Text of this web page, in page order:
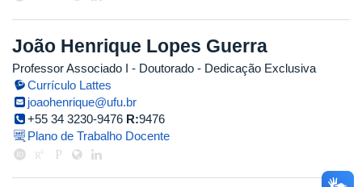
João Henrique Lopes Guerra
Professor Associado I - Doutorado - Dedicação Exclusiva
Currículo Lattes
joaohenrique@ufu.br
+55 34 3230-9476 R:9476
Plano de Trabalho Docente